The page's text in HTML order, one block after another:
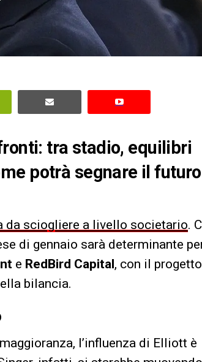
tra stadio, equilibri
potrà segnare il futuro
da sciogliere a livello societario.
di gennaio sarà determinante
e RedBird Capital, con il
bilancia.
l’influenza di Elliott è